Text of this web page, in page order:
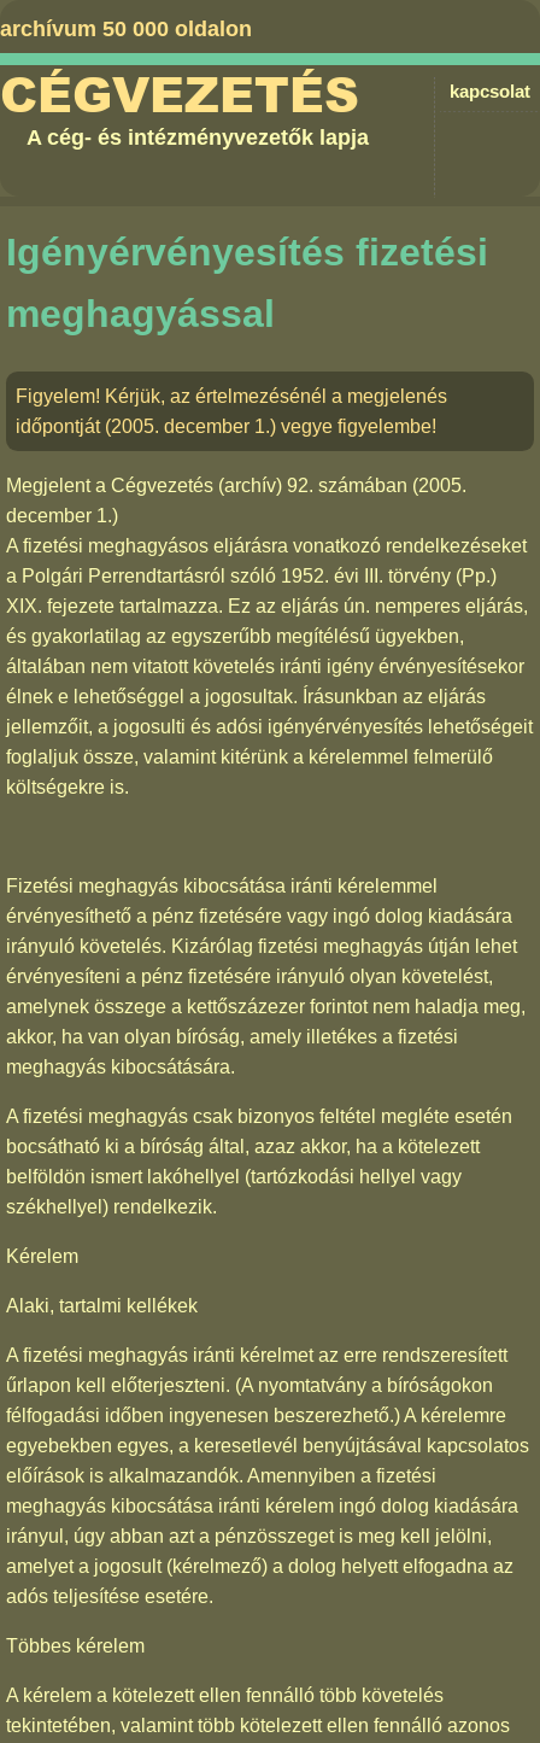
archívum 50 000 oldalon
kapcsolat
CÉGVEZETÉS
A cég- és intézményvezetők lapja
Igényérvényesítés fizetési
meghagyással
Figyelem! Kérjük, az értelmezésénél a megjelenés
időpontját (2005. december 1.) vegye figyelembe!
Megjelent a Cégvezetés (archív) 92. számában (2005.
december 1.)
A fizetési meghagyásos eljárásra vonatkozó rendelkezéseket
a Polgári Perrendtartásról szóló 1952. évi III. törvény (Pp.)
XIX. fejezete tartalmazza. Ez az eljárás ún. nemperes eljárás,
és gyakorlatilag az egyszerűbb megítélésű ügyekben,
általában nem vitatott követelés iránti igény érvényesítésekor
élnek e lehetőséggel a jogosultak. Írásunkban az eljárás
jellemzőit, a jogosulti és adósi igényérvényesítés lehetőségeit
foglaljuk össze, valamint kitérünk a kérelemmel felmerülő
költségekre is.
Fizetési meghagyás kibocsátása iránti kérelemmel
érvényesíthető a pénz fizetésére vagy ingó dolog kiadására
irányuló követelés. Kizárólag fizetési meghagyás útján lehet
érvényesíteni a pénz fizetésére irányuló olyan követelést,
amelynek összege a kettőszázezer forintot nem haladja meg,
akkor, ha van olyan bíróság, amely illetékes a fizetési
meghagyás kibocsátására.
A fizetési meghagyás csak bizonyos feltétel megléte esetén
bocsátható ki a bíróság által, azaz akkor, ha a kötelezett
belföldön ismert lakóhellyel (tartózkodási hellyel vagy
székhellyel) rendelkezik.
Kérelem
Alaki, tartalmi kellékek
A fizetési meghagyás iránti kérelmet az erre rendszeresített
űrlapon kell előterjeszteni. (A nyomtatvány a bíróságokon
félfogadási időben ingyenesen beszerezhető.) A kérelemre
egyebekben egyes, a keresetlevél benyújtásával kapcsolatos
előírások is alkalmazandók. Amennyiben a fizetési
meghagyás kibocsátása iránti kérelem ingó dolog kiadására
irányul, úgy abban azt a pénzösszeget is meg kell jelölni,
amelyet a jogosult (kérelmező) a dolog helyett elfogadna az
adós teljesítése esetére.
Többes kérelem
A kérelem a kötelezett ellen fennálló több követelés
tekintetében, valamint több kötelezett ellen fennálló azonos